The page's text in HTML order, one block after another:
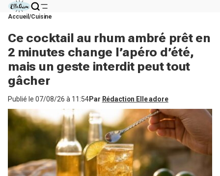
Accueil Cuisine
Ce cocktail au rhum ambré prêt en
2 minutes change l’apéro d’été,
mais un geste interdit peut tout
gâcher
Publié le 07/08/26 à 11:54Par Rédaction Elle adore